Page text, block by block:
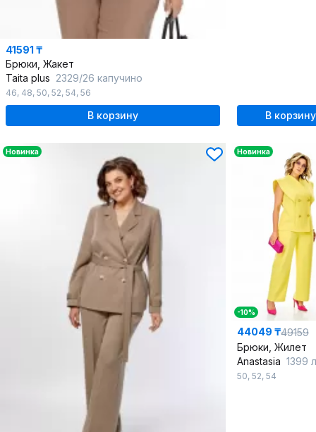
41591 ₸
Брюки, Жакет
Taita plus 2329/26 капучино
46, 48, 50, 52, 54, 56
В корзину В корзину
Новинка Новинка
-10%
44049 ₸49159
Брюки, Жилет
Anastasia 1399
50, 52, 54